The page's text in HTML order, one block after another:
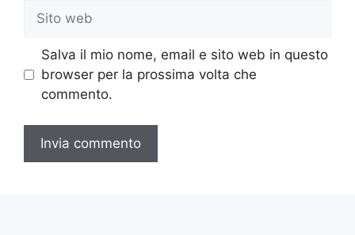
Sito
web
Salva il mio nome, email e sito web in questo
browser per la prossima volta che
commento.